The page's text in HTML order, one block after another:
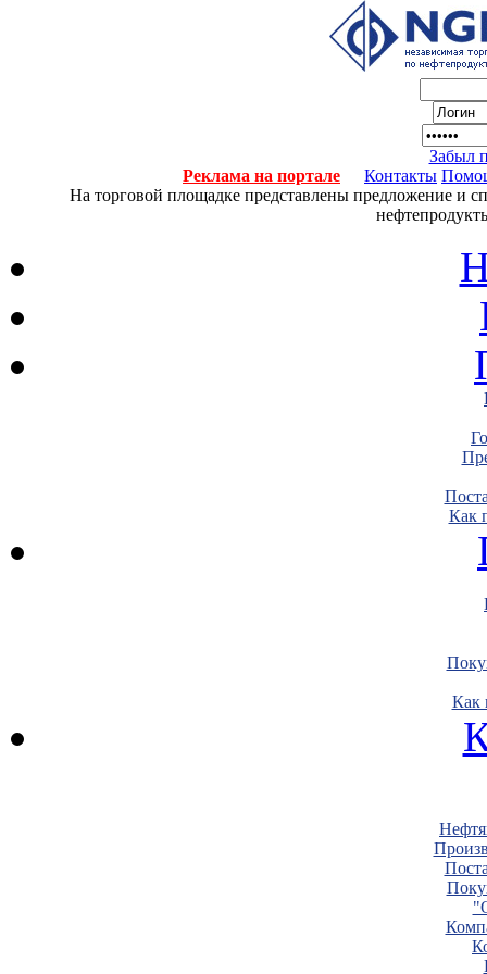
Забыл
Реклама на портале
Контакты
На торговой площадке представлены предложение и
Как
Как